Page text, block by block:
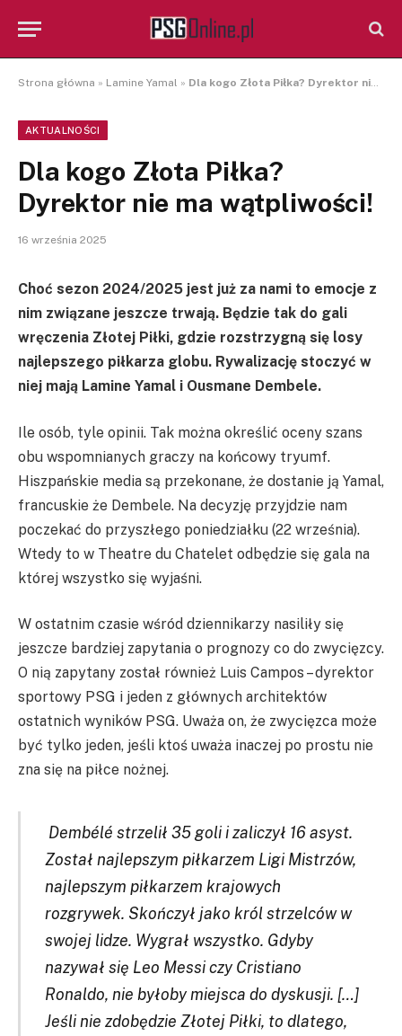
Strona główna » Lamine Yamal » Dla kogo Złota Piłka? Dyrektor nie ma wątpliwości!
AKTUALNOŚCI
Dla kogo Złota Piłka?
Dyrektor nie ma wątpliwości!
16 września 2025
Choć sezon 2024/2025 jest już za nami to emocje z
nim związane jeszcze trwają. Będzie tak do gali
wręczenia Złotej Piłki, gdzie rozstrzygną się losy
najlepszego piłkarza globu. Rywalizację stoczyć w
niej mają Lamine Yamal i Ousmane Dembele.
Ile osób, tyle opinii. Tak można określić oceny szans
obu wspomnianych graczy na końcowy tryumf.
Hiszpańskie media są przekonane, że dostanie ją Yamal,
francuskie że Dembele. Na decyzję przyjdzie nam
poczekać do przyszłego poniedziałku (22 września).
Wtedy to w Theatre du Chatelet odbędzie się gala na
której wszystko się wyjaśni.
W ostatnim czasie wśród dziennikarzy nasiliły się
jeszcze bardziej zapytania o prognozy co do zwycięzcy.
O nią zapytany został również Luis Campos – dyrektor
sportowy PSG i jeden z głównych architektów
ostatnich wyników PSG. Uważa on, że zwycięzca może
być tylko jeden, jeśli ktoś uważa inaczej po prostu nie
zna się na piłce nożnej.
Dembélé strzelił 35 goli i zaliczył 16 asyst.
Został najlepszym piłkarzem Ligi Mistrzów,
najlepszym piłkarzem krajowych
rozgrywek. Skończył jako król strzelców w
swojej lidze. Wygrał wszystko. Gdyby
nazywał się Leo Messi czy Cristiano
Ronaldo, nie byłoby miejsca do dyskusji. […]
Jeśli nie zdobędzie Złotej Piłki, to dlatego,